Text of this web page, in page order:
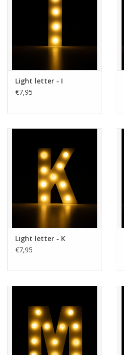
Light letter - I
€7,95
Light letter - K
€7,95